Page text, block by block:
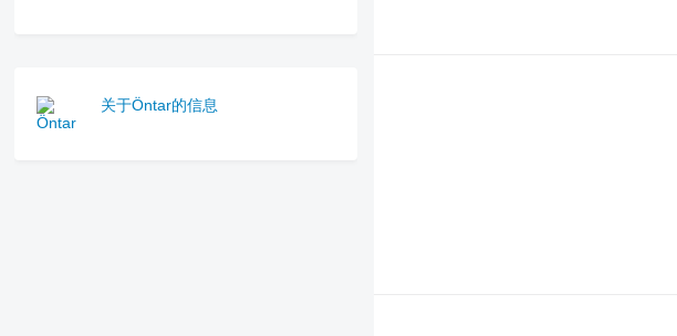
关于Öntar的信息